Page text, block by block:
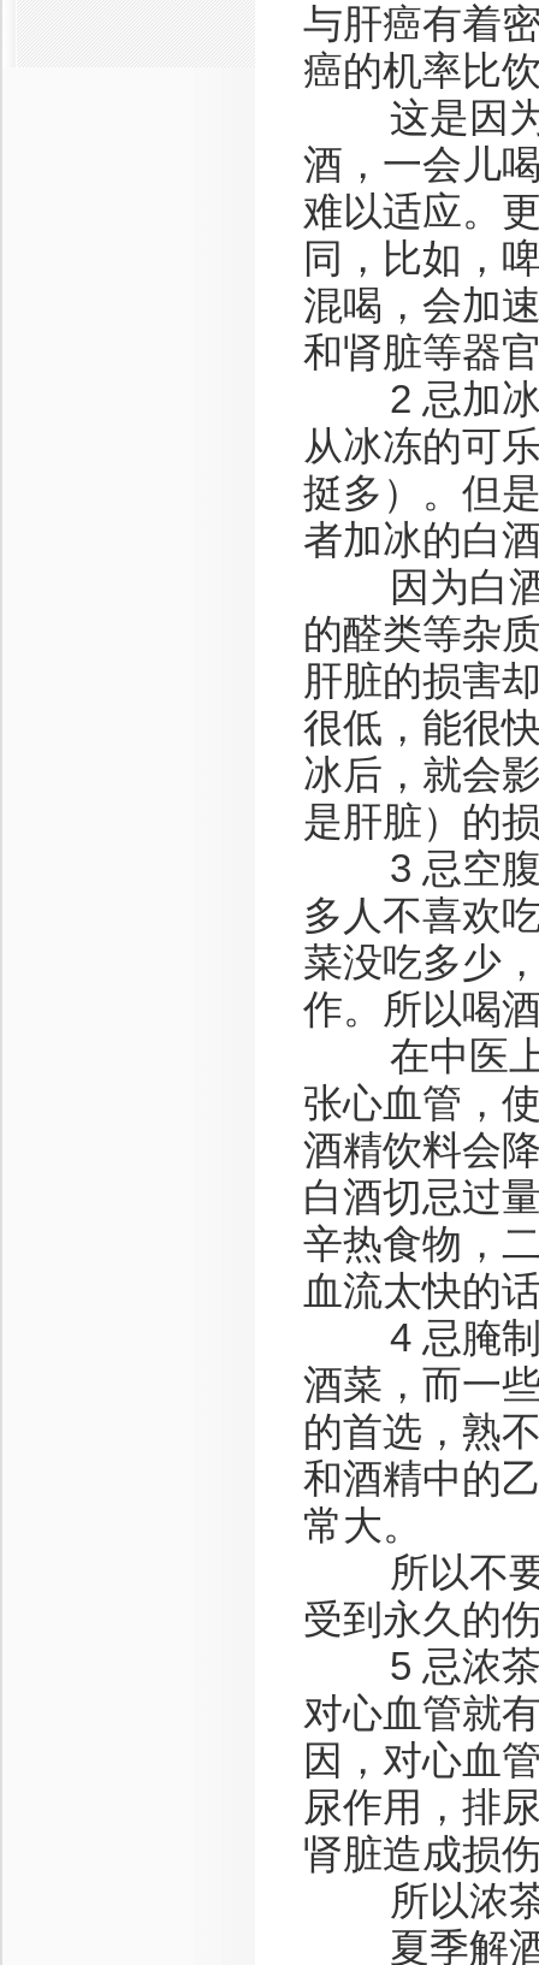
与肝癌有着
癌的机率比
这是因为
酒，一会儿
难以适应。
同，比如，
混喝，会加
和肾脏等器
2 忌加冰
从冰冻的可
挺多）。但
者加冰的白
因为白酒
的醛类等杂
肝脏的损害
很低，能很
冰后，就会
是肝脏）的
3 忌空腹
多人不喜欢
菜没吃多少
作。所以喝
在中医上
张心血管，
酒精饮料会
白酒切忌过
辛热食物，
血流太快的
4 忌腌制
酒菜，而一
的首选，熟
和酒精中的
常大。
所以不要
受到永久的
5 忌浓茶
对心血管就
因，对心血
尿作用，排
肾脏造成损
所以浓茶
夏季解酒